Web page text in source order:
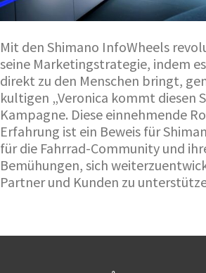
Mit den Shimano InfoWheels
seine Marketingstrategie, indem
direkt zu den Menschen bringt,
kultigen „Veronica kommt diesen
Kampagne. Diese einnehmende
Erfahrung ist ein Beweis für
für die Fahrrad-Community und
Bemühungen, sich
Partner und Kunden zu